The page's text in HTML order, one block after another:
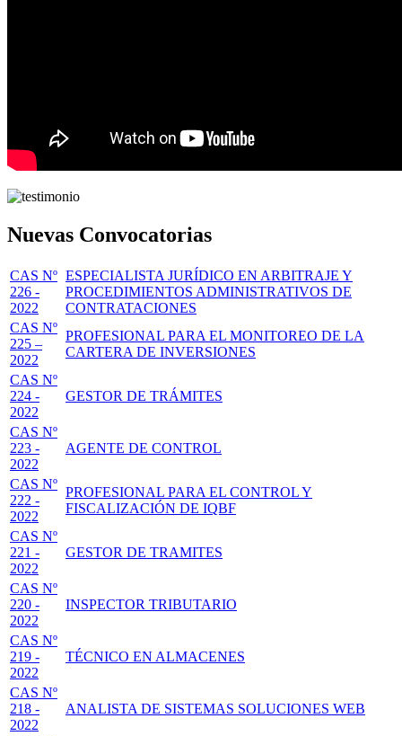
Nuevas Convocatorias
CAS Nº
226 -
2022
ESPECIALISTA JURÍDICO EN ARBITRAJE Y
PROCEDIMIENTOS ADMINISTRATIVOS DE
CONTRATACIONES
CAS Nº
225 –
2022
PROFESIONAL PARA EL MONITOREO DE LA
CARTERA DE INVERSIONES
CAS Nº
224 -
2022
GESTOR DE TRÁMITES
CAS Nº
223 -
2022
AGENTE DE CONTROL
CAS Nº
222 -
2022
PROFESIONAL PARA EL CONTROL Y
FISCALIZACIÓN DE IQBF
CAS Nº
221 -
2022
GESTOR DE TRAMITES
CAS Nº
220 -
2022
INSPECTOR TRIBUTARIO
CAS Nº
219 -
2022
TÉCNICO EN ALMACENES
CAS Nº
218 -
2022
ANALISTA DE SISTEMAS SOLUCIONES WEB